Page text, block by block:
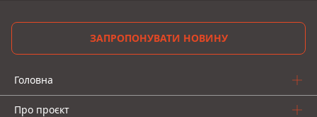
ЗАПРОПОНУВАТИ НОВИНУ
Головна
Про проєкт